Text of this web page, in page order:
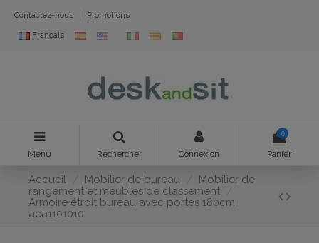
Contactez-nous Promotions
Français
Menu Rechercher Connexion
0
Panier
Accueil Mobilier de bureau
Mobilier de
rangement et meubles de classement
Armoire étroit bureau avec portes 180cm
aca1101010